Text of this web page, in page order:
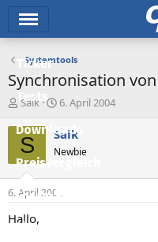
Ticker
Tests
Downloads
Preisvergleich
Forum
Aktuelles
Systemtools
Synchronisation
E
s
t
e
l
e
r
Saik
E
s
e
t
6. April 2004
S Saik
Newbie
6. April 2004
Hallo,